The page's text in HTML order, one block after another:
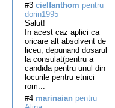
#3 cielfanthom pentru
dorin1995
Salut!
In acest caz aplici ca
oricare alt absolvent de
liceu, depunand dosarul
la consulat(pentru a
candida pentru unul din
locurile pentru etnici
rom...
#4 marinaian pentru